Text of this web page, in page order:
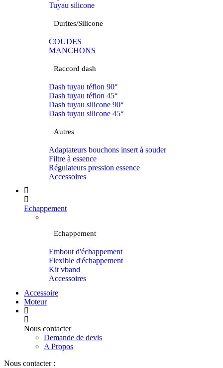
Tuyau silicone
Durites/Silicone
COUDES
MANCHONS
Raccord dash
Dash tuyau téflon 90°
Dash tuyau téflon 45°
Dash tuyau silicone 90°
Dash tuyau silicone 45°
Autres
Adaptateurs bouchons insert à souder
Filtre à essence
Régulateurs pression essence
Accessoires
Echappement
Echappement
Embout d'échappement
Flexible d'échappement
Kit vband
Accessoires
Accessoire
Moteur
Nous contacter
Demande de devis
A Propos
Nous contacter :